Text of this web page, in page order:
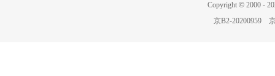
Copyright © 2000 -
京B2-20200959